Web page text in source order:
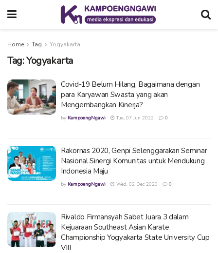
Home Tag Yogyakarta
Tag:Yogyakarta
Covid-19 Belum Hilang, Bagaimana dengan
para Karyawan Swasta yang akan
Mengembangkan Kinerja?
by KampoengNgawi Tue, 07 Jun 2022 0
Rakornas 2020, Genpi Selenggarakan Seminar
Nasional Sinergi Komunitas untuk Mendukung
Indonesia Maju
by KampoengNgawi Wed, 02 Dec 2020 0
Rivaldo Firmansyah Sabet Juara 3 dalam
Kejuaraan Southeast Asian Karate
Championship Yogyakarta State University Cup
VIII